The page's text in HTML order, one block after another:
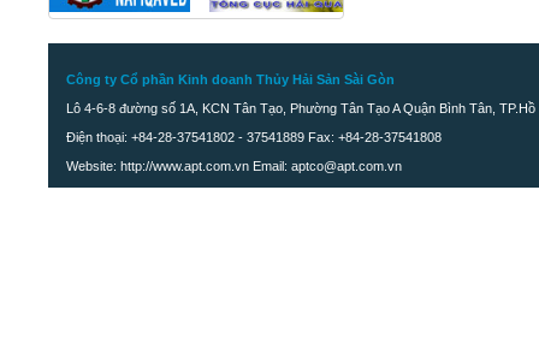
Công ty Cổ phần Kinh doanh Thủy Hải Sản Sài Gòn
Lô 4-6-8 đường số 1A, KCN Tân Tạo, Phường Tân Tạo A Quận Bình Tân, TP.Hồ
Điện thoại: +84-28-37541802 - 37541889 Fax: +84-28-37541808
Website: http://www.apt.com.vn Email: aptco@apt.com.vn